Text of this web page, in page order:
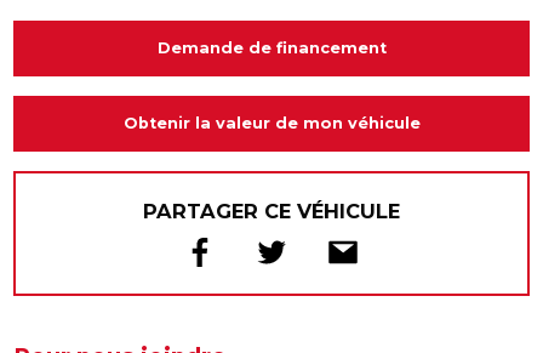
Demande de financement
Obtenir la valeur de mon véhicule
PARTAGER CE VÉHICULE